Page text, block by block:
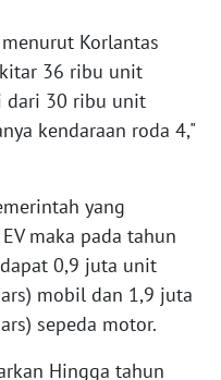
Korlantas
36 ribu unit
dari 30 ribu unit
kendaraan roda 4,"
yang
maka pada tahun
0,9 juta unit
mobil dan 1,9 juta
sepeda motor.
Hingga tahun